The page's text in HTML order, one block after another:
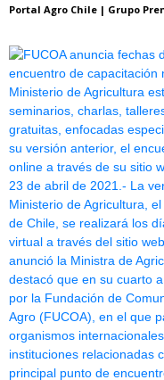
Portal Agro Chile | Grupo